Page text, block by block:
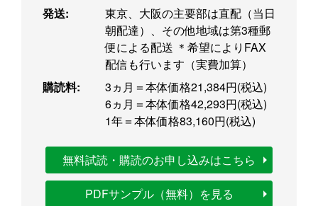
発送:
東京、大阪の主要部は直配（当日
朝配達）、その他地域は第3種郵
便による配送 ＊希望によりFAX
配信も行います（実費加算）
購読料:
3ヵ月＝本体価格21,384円(税込)
6ヵ月＝本体価格42,293円(税込)
1年＝本体価格83,160円(税込)
無料試読・購読のお申し込みはこちら
PDFサンプル（無料）を見る